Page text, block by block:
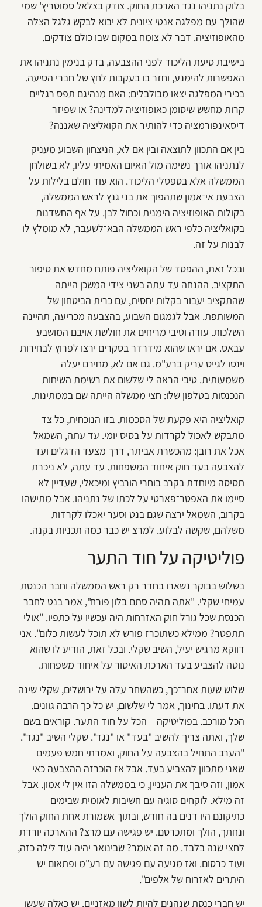
בלוק נתניהו נגד הארכת החוק. צודק בצלאל סמוטריץ' שמי
שהולך עם מפלגה אנטי ציונית לא יבוא לבקש גלגל הצלה
מהאופוזיציה. דבר לא צומח במקום שבו כולם צודקים.
בישיבת סיעת הליכוד לפני ההצבעה, בדק בנימין נתניהו את
האפשרות להימנע, וחזר בו בעקבות לחץ של חברי הסיעה.
בכירי המפלגה יצאו מבולבלים: האם מנהיגם תפס רגליים
קרות מחשש שיסומן כאופוזיציה למדינה? או שפיזר
דיסאינפורמציה כדי להותיר את הקואליציה שאננה?
בין אם התכוון לתוצאה ובין אם לא, הניצחון השבוע מעניק
לנתניהו אורך נשימה מול האיום האמיתי עליו, לא בשולחן
הממשלה אלא בספסלי הליכוד. הוא עוד חולם בלילות על
הצבעת אי־אמון שתהפוך את בני גנץ לראש הממשלה,
בקולות האופוזיציה הימנית וכחול לבן. על אף החשדנות
בקואליציה כלפי ראש הממשלה הבא־לשעבר, לא מומלץ לו
לבנות על זה.
ובכל זאת, ההפסד של הקואליציה פותח מחדש את סיפור
התקציב. ההנחה עד עתה בשני צידי המשכן הייתה
שהתקציב יעבור בקלות יחסית, עם כרית הביטחון של
המשותפת. אבל לגמגום השבוע, בהצבעה מכריעה, תהיינה
השלכות. עודה וטיבי מריחים את חולשת אויבם המושבע
עבאס. אם יראו שהוא מידרדר בסקרים ירצו לפרוץ לבחירות
וינסו לגייס עריק ברע"מ. גם אם לא, מחירם יעלה
משמעותית. טיבי הראה לי שלשום את רשימת השיחות
הנכנסות בטלפון שלו: חצי ממשלה הייתה שם בממתינות.
קואליציה היא פקעת של הסכמות. בזו הנוכחית, כל צד
מתבקש לאכול לקרדות על בסיס יומי. עד עתה, השמאל
אכל את רובן: מהכשרת אביתר, דרך מצעד הדגלים ועד
להצבעה בעד חוק איחוד המשפחות. עד עתה, לא ניכרת
תסיסה מיוחדת בקרב בוחרי הורביץ ומיכאלי, שעדיין לא
סיימו את האפטר־פארטי על לכתו של נתניהו. אבל מתישהו
בקרוב, השמאל ירצה שגם בנט וסער יאכלו לקרדות
משלהם, שקשה לבלוע. למרצ יש כבר כמה תכניות בקנה.
פוליטיקה על חוד התער
בשלוש בבוקר נשארו בחדר רק ראש הממשלה וחבר הכנסת
עמיחי שקלי. "אתה תהיה סתם בלון פורח", אמר בנט לחבר
הכנסת שכל גורל חוק האזרחות היה עכשיו על כתפיו. "אולי
תתפטר? ממילא כשתוכרז פורש לא תוכל לעשות כלום". אני
דווקא מרגיש יעיל, השיב שקלי. ובכל זאת, הודיע לו שהוא
נוטה להצביע בעד הארכת האיסור על איחוד משפחות.
שלוש שעות אחר־כך, כשהשחר עלה על ירושלים, שקלי שינה
את דעתו. בחינוך, אמר לי שלשום, יש כל כך הרבה גוונים.
הכל מורכב. בפוליטיקה – הכל על חוד התער. קוראים בשם
שלך, ואתה צריך להשיב "בעד" או "נגד". שקלי השיב "נגד".
"הערב התחיל בהצבעה על החוק, ואמרתי חמש פעמים
שאני מתכוון להצביע בעד. אבל אז הוכרזה ההצבעה כאי
אמון, וזה סיבך את העניין, כי בממשלה הזו אין לי אמון. אבל
זה מילא. לוקחים סוגיה עם חשיבות לאומית שבימים
כתיקונם היו דנים בה חודש, ובתוך אשמורת אחת החוק הולך
ונחתך, הולך ומתכרסם. יש פגישה עם מרצ? ההארכה יורדת
לחצי שנה בלבד. מה זה אומר? שבינואר יהיה עוד לילה כזה,
ועוד כרסום. ואז מגיעה עם פגישה עם רע"מ ופתאום יש
היתרים לאזרוח של אלפים".
יש חברי כנסת שנהנים להיות לשון מאזניים. יש כאלה שעשו